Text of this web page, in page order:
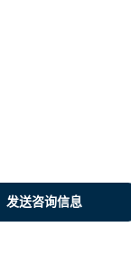
发送咨询信息